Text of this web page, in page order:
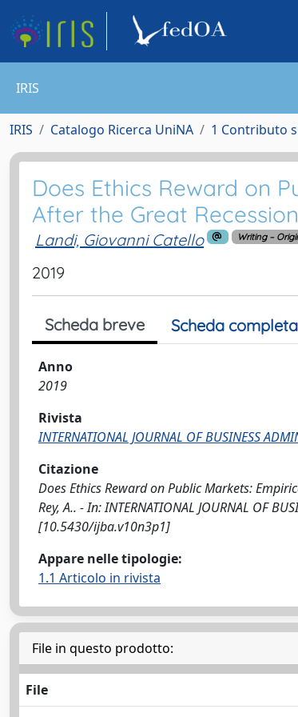
IRIS
IRIS Catalogo Ricerca UniNA 1 Contributo
Does Ethics Reward on
After the Great Recession
Landi, Giovanni Catello Writing –
2019
Scheda breve Scheda completa
Anno
2019
Rivista
INTERNATIONAL JOURNAL OF BUSINESS
Citazione
Does Ethics Reward on Public Markets:
Rey, A.. - In: INTERNATIONAL JOURNAL OF
[10.5430/ijba.v10n3p1]
Appare nelle tipologie:
1.1 Articolo in rivista
File in questo prodotto:
File